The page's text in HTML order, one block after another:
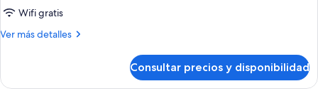
estándar,
camas
Wifi gratis
Ver más detalles
Más
estándar,
Consultar precios y disponibilidad